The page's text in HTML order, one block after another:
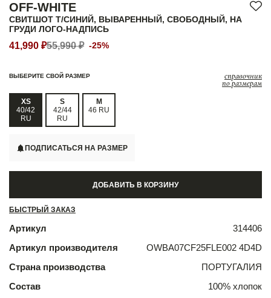
OFF-WHITE
СВИТШОТ Т/СИНИЙ, ВЫВАРЕННЫЙ, СВОБОДНЫЙ, НА
ГРУДИ ЛОГО-НАДПИСЬ
41,990 ₽55,990 ₽ -25%
ВЫБЕРИТЕ СВОЙ РАЗМЕР справочник
по размерам
XS
40/42
RU
S
42/44
RU
M
46 RU
ПОДПИСАТЬСЯ НА РАЗМЕР
ДОБАВИТЬ В КОРЗИНУ
БЫСТРЫЙ ЗАКАЗ
Артикул
314406
Артикул производителя
OWBA07CF25FLE002 4D4D
Страна производства
ПОРТУГАЛИЯ
Состав
100% хлопок